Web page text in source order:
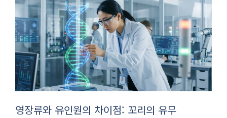
영장류와 유인원의 차이점: 꼬리의 유무